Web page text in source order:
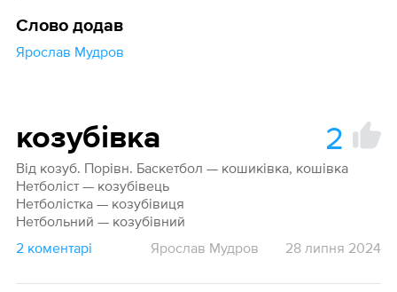
Слово додав
Ярослав Мудров
козубівка 2
Від козуб. Порівн. Баскетбол — кошиківка, кошівка
Нетболіст — козубівець
Нетболістка — козубівиця
Нетбольний — козубівний
2 коментарі
Ярослав Мудров 28 липня 2024